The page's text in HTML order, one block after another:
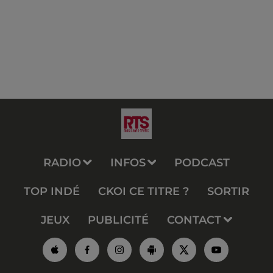
RADIO INFOS PODCAST
TOP INDÉ CKOI CE TITRE ? SORTIR
JEUX PUBLICITÉ CONTACT